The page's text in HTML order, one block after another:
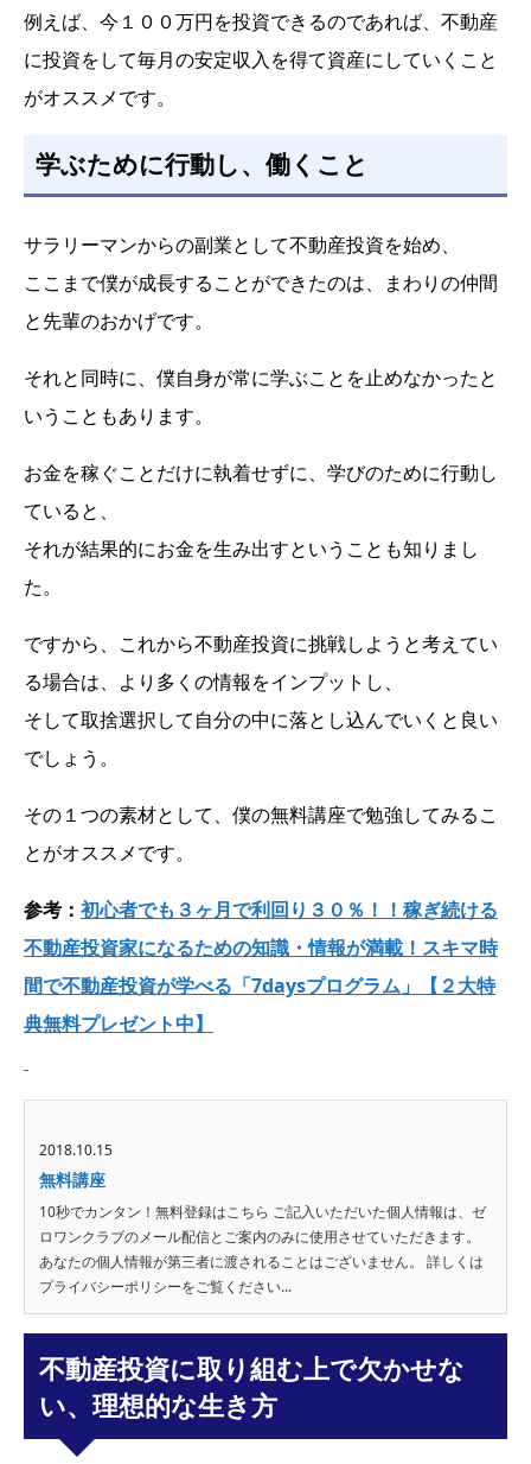
例えば、今１００万円を投資できるのであれば、不動産
に投資をして毎月の安定収入を得て資産にしていくこと
がオススメです。
学ぶために行動し、働くこと
サラリーマンからの副業として不動産投資を始め、
ここまで僕が成長することができたのは、まわりの仲間
と先輩のおかげです。
それと同時に、僕自身が常に学ぶことを止めなかったと
いうこともあります。
お金を稼ぐことだけに執着せずに、学びのために行動し
ていると、
それが結果的にお金を生み出すということも知りまし
た。
ですから、これから不動産投資に挑戦しようと考えてい
る場合は、より多くの情報をインプットし、
そして取捨選択して自分の中に落とし込んでいくと良い
でしょう。
その１つの素材として、僕の無料講座で勉強してみるこ
とがオススメです。
参考： 初心者でも３ヶ月で利回り３０％！！稼ぎ続ける
不動産投資家になるための知識・情報が満載！スキマ時
間で不動産投資が学べる「7daysプログラム」【２大特
典無料プレゼント中】
2018.10.15
無料講座
10秒でカンタン！無料登録はこちら ご記入いただいた個人情報は、ゼ
ロワンクラブのメール配信とご案内のみに使用させていただきます。
あなたの個人情報が第三者に渡されることはございません。 詳しくは
プライバシーポリシーをご覧ください...
不動産投資に取り組む上で欠かせな
い、理想的な生き方